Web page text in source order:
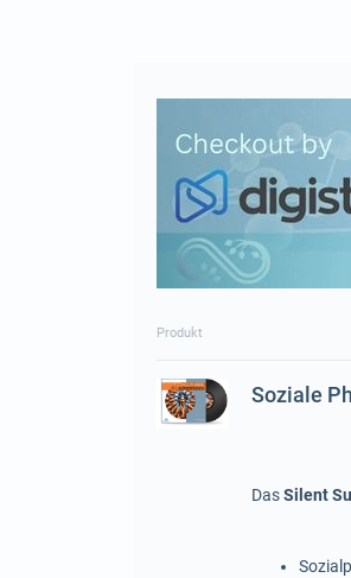
Produkt
Soziale
DasSilent